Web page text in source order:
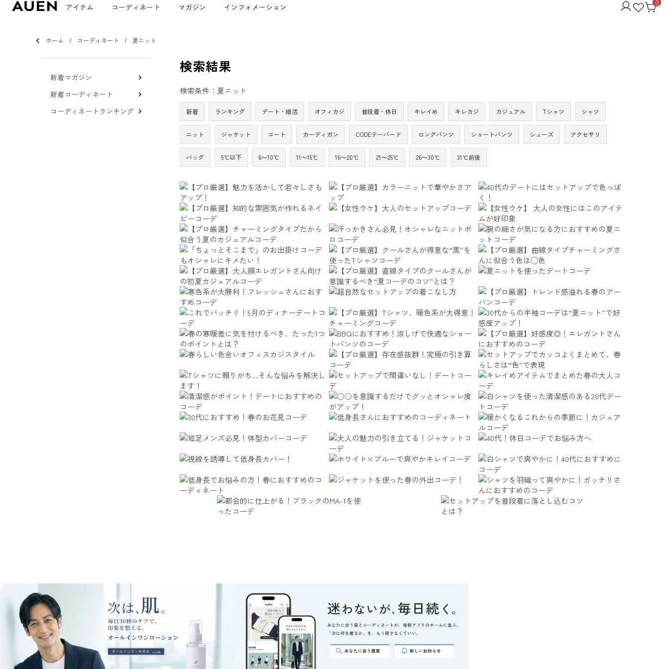
アイテム コーディネート マガジン インフォメーション 0
ホーム コーディネート 夏ニット
新着マガジン
新着コーディネート
コーディネートランキング
検索結果
検索条件：夏ニット
新着 ランキング デート・婚活 オフィカジ 普段着・休日 キレイめ キレカジ カジュアル Tシャツ シャツ
ニット ジャケット コート カーディガン CODEテーパード ロングパンツ ショートパンツ シューズ アクセサリ
バッグ 5℃以下 6～10℃ 11～15℃ 16～20℃ 21～25℃ 26～30℃ 31℃前後